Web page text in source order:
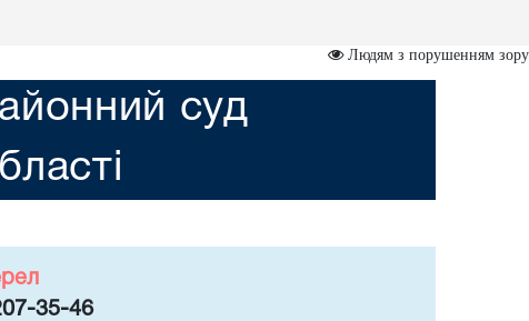
Людям з порушенням зору
суд
35-46